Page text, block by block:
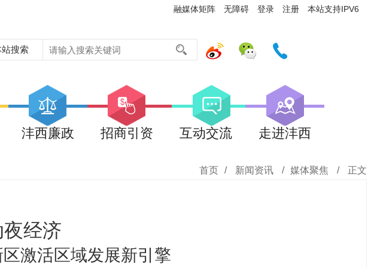
融媒体矩阵 无障碍 登录 注册 本站支持IPV6
站搜索
沣西廉政 招商引资 互动交流 走进沣西
首页 / 新闻资讯 / 媒体聚焦 / 正文
夜经济
激活区域发展新引擎